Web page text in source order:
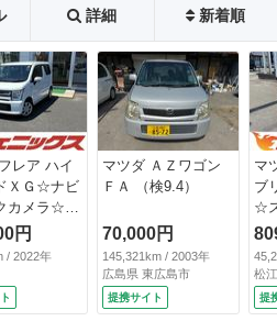
詳細 新着順
レア ハイ
ＸＧ☆ナビ
カメラ☆Ｄ
乗ＯＫ
ーナビ☆
メラ☆スマ
☆プッシュ
☆オートエ
円
/ 2022年
マツダ ＡＺワゴン
ＦＡ （検9.4）
70,000円
145,321km / 2003年
広島県 東広島市
提携サイト
マ
ブ
☆
Ｓ
メ
ー
ス
ア
松
提